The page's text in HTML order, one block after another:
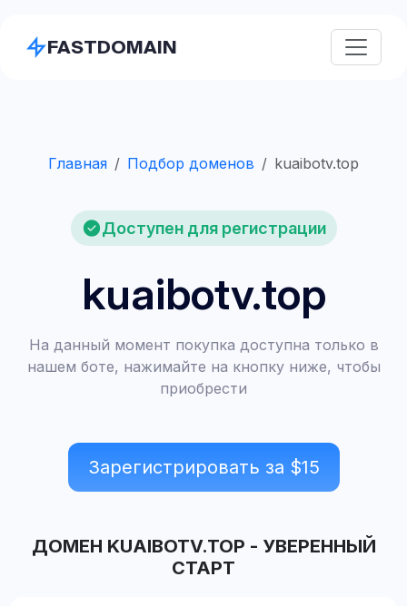
FASTDOMAIN
Главная Подбор доменов kuaibotv.top
Доступен для регистрации
kuaibotv.top
На данный момент покупка доступна только в
нашем боте, нажимайте на кнопку ниже, чтобы
приобрести
Зарегистрировать за $15
ДОМЕН KUAIBOTV.TOP - УВЕРЕННЫЙ
СТАРТ